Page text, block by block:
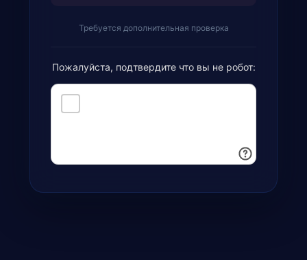
Требуется дополнительная проверка
Пожалуйста, подтвердите что вы не робот: